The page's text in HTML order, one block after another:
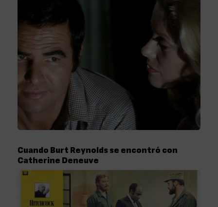
Cuando Burt Reynolds se encontró con
Catherine Deneuve